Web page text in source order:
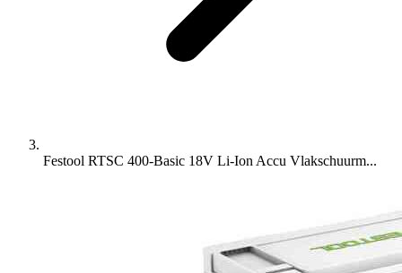
Festool RTSC 400-Basic 18V Li-Ion Accu Vlakschuurm...